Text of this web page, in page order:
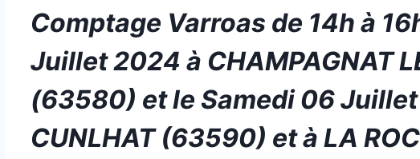
Comptage Varroas de 14h à
Juillet 2024 à CHAMPAGNAT
(63580) et le Samedi 06
CUNLHAT (63590) et à LA